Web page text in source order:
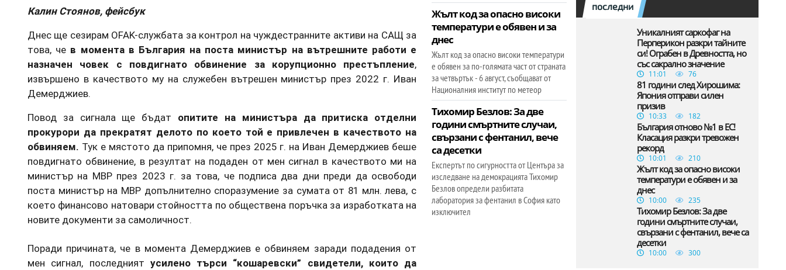
Калин Стоянов, фейсбук
Днес ще сезирам OFAK-службата за контрол на чуждестранните активи на САЩ за
това, че в момента в България на поста министър на вътрешните работи е
назначен човек с повдигнато обвинение за корупционно престъпление,
извършено в качеството му на служебен вътрешен министър през 2022 г. Иван
Демерджиев.
Повод за сигнала ще бъдат опитите на министъра да притиска отделни
прокурори да прекратят делото по което той е привлечен в качеството на
обвиняем. Тук е мястото да припомня, че през 2025 г. на Иван Демерджиев беше
повдигнато обвинение, в резултат на подаден от мен сигнал в качеството ми на
министър на МВР през 2023 г. за това, че подписа два дни преди да освободи
поста министър на МВР допълнително споразумение за сумата от 81 млн. лева, с
което финансово натовари стойността по обществена поръчка за изработката на
новите документи за самоличност.
Поради причината, че в момента Демерджиев е обвиняем заради подадения от
мен сигнал, последният усилено търси “кошаревски” свидетели, които да
Жълт код за опасно високи
температури е обявен и за
днес
Жълт код за опасно високи температури
е обявен за по-голямата част от страната
за четвъртък - 6 август, съобщават от
Националния институт по метеор
Тихомир Безлов: За две
години смъртните случаи,
свързани с фентанил, вече
са десетки
Експертът по сигурността от Центъра за
изследване на демокрацията Тихомир
Безлов определи разбитата
лаборатория за фентанил в София като
изключител
последни
Уникалният саркофаг на
Перперикон разкри тайните
си! Ограбен в Древността, но
със сакрално значение
11:01 76
81 години след Хирошима:
Япония отправи силен
призив
10:33 182
България отново №1 в ЕС!
Класация разкри тревожен
рекорд
10:01 210
Жълт код за опасно високи
температури е обявен и за
днес
10:00 235
Тихомир Безлов: За две
години смъртните случаи,
свързани с фентанил, вече са
десетки
10:00 300